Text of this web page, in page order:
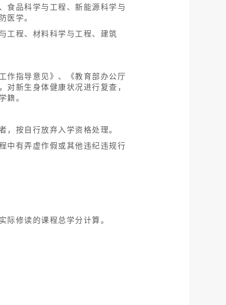
食品科学与工程、新能源科学与
医学。
工程、材料科学与工程、建筑
作指导意见》、《教育部办公厅
新生身体健康状况进行复查，
籍。
按自行放弃入学资格处理。
中有弄虚作假或其他违纪违规行
修读的课程总学分计算。